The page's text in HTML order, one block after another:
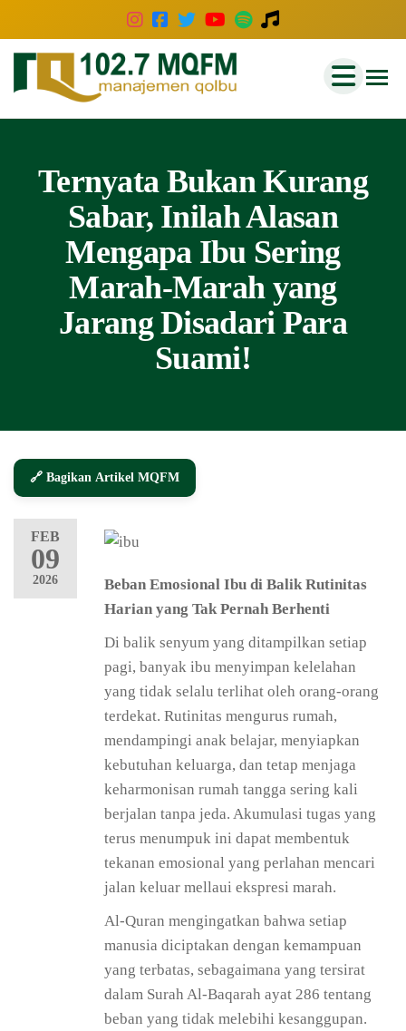
MQFM
–
Inspirasi
Keluarga
Indonesia
Indonesia
Ternyata Bukan Kurang
Sabar, Inilah Alasan
Mengapa Ibu Sering
Marah-Marah yang
Jarang Disadari Para
Suami!
🔗 Bagikan Artikel MQFM
FEB
09
2026
Beban Emosional Ibu di Balik Rutinitas
Harian yang Tak Pernah Berhenti
Di balik senyum yang ditampilkan setiap
pagi, banyak ibu menyimpan kelelahan
yang tidak selalu terlihat oleh orang-orang
terdekat. Rutinitas mengurus rumah,
mendampingi anak belajar, menyiapkan
kebutuhan keluarga, dan tetap menjaga
keharmonisan rumah tangga sering kali
berjalan tanpa jeda. Akumulasi tugas yang
terus menumpuk ini dapat membentuk
tekanan emosional yang perlahan mencari
jalan keluar mellaui ekspresi marah.
Al-Quran mengingatkan bahwa setiap
manusia diciptakan dengan kemampuan
yang terbatas, sebagaimana yang tersirat
dalam Surah Al-Baqarah ayat 286 tentang
beban yang tidak melebihi kesanggupan.